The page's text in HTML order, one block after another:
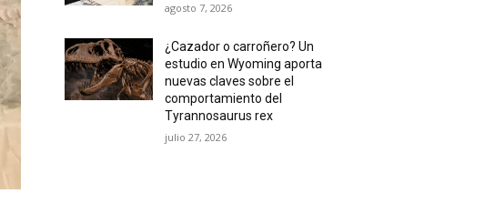
agosto 7, 2026
¿Cazador o carroñero? Un
estudio en Wyoming aporta
nuevas claves sobre el
comportamiento del
Tyrannosaurus rex
julio 27, 2026